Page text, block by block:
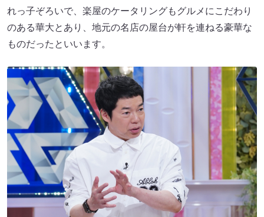
れっ子ぞろいで、楽屋のケータリングもグルメにこだわり
のある華大とあり、地元の名店の屋台が軒を連ねる豪華な
ものだったといいます。